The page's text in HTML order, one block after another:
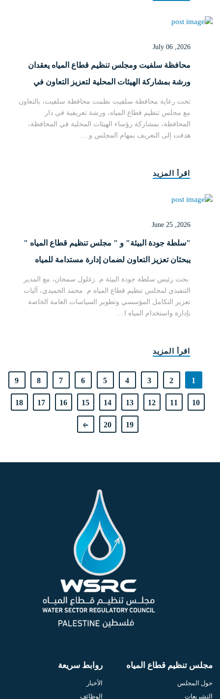
July 06 ,2026
محافظة سلفيت ومجلس تنظيم قطاع المياه يعقدان
ورشة بمشاركة الهيئات المحلية لتعزيز التعاون في
قطاع المياه
تحت رعاية محافظة سلفيت نظمت محافظة سلفيت، بالتعاون
مع مجلس تنظيم قطاع المياه، ورشة تعريفية في دار
المحافظة، بمشاركة رؤساء الهيئات المحلية في المحافظة،
هدفت إلى التعريف بمهام المجلس و....
اقرأ المزيد
June 25 ,2026
"سلطة جودة البيئة" و " مجلس تنظيم قطاع المياه "
يبحثان تعزيز التعاون لضمان إدارة مستدامة للمياه
العادمة المعالجة
بحث رئيس سلطة جودة البيئة م. زغلول سمحان، مع المدير
التنفيذي لمجلس تنظيم قطاع المياه م. محمد الحميدي، آليات
تعزيز التكامل المؤسسي وتطوير السياسات العامة الخاصة
بإدارة واستخدام المياه ا....
اقرأ المزيد
1
2
3
4
5
6
7
8
9
10
11
12
13
14
15
16
17
18
19
20
مجلس تنظيم قطاع المياه
حول المجلس
التشريعات
روابط سريعة
الأخبار
الوظائف